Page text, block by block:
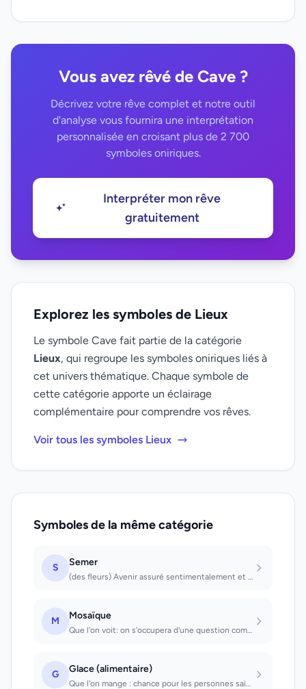
Vous avez rêvé de Cave ?
Décrivez votre rêve complet et notre outil
d'analyse vous fournira une interprétation
personnalisée en croisant plus de 2 700
symboles oniriques.
Interpréter mon rêve
gratuitement
Explorez les symboles de Lieux
Le symbole Cave fait partie de la catégorie
Lieux, qui regroupe les symboles oniriques liés à
cet univers thématique. Chaque symbole de
cette catégorie apporte un éclairage
complémentaire pour comprendre vos rêves.
Voir tous les symboles Lieux
Symboles de la même catégorie
S Semer
(des fleurs) Avenir assuré sentimentalement et professionnellement (des légumes)...
M Mosaïque
Que l'on voit: on s'occupera d'une question compliquée. Que l'on produit: on fer...
G Glace (alimentaire)
Que l'on mange : chance pour les personnes saines, mort pour les malades.